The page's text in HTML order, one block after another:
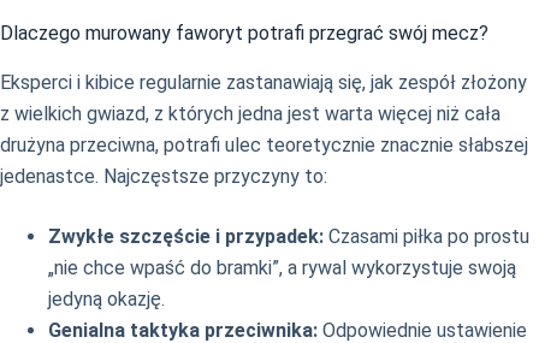
Dlaczego murowany faworyt potrafi przegrać swój mecz?
Eksperci i kibice regularnie zastanawiają się, jak zespół złożony
z wielkich gwiazd, z których jedna jest warta więcej niż cała
drużyna przeciwna, potrafi ulec teoretycznie znacznie słabszej
jedenastce. Najczęstsze przyczyny to:
Zwykłe szczęście i przypadek: Czasami piłka po prostu
„nie chce wpaść do bramki”, a rywal wykorzystuje swoją
jedyną okazję.
Genialna taktyka przeciwnika: Odpowiednie ustawienie